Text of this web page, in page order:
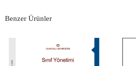
Benzer Ürünler